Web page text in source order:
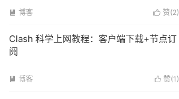
 赞(2)
 博客
Clash 科学上网教程：客户端下载+节点订
阅
 赞(1 )
 博客